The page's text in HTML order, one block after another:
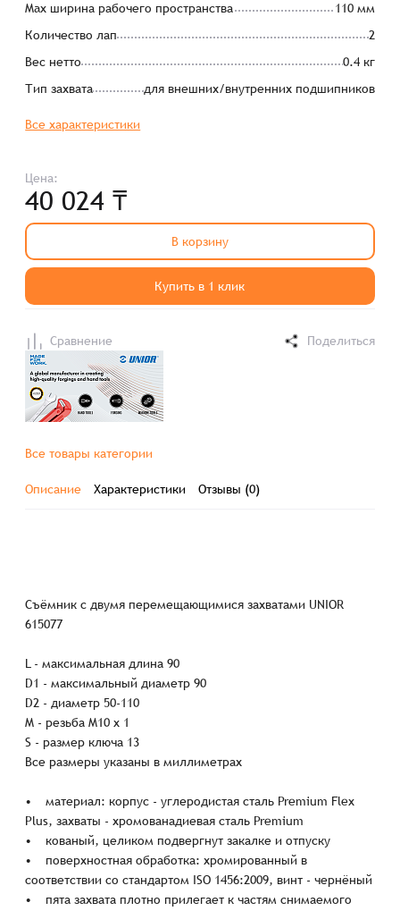
Max ширина рабочего пространства
110 мм
Количество лап
2
Вес нетто
0.4 кг
Тип захвата
для внешних/внутренних подшипников
Все характеристики
Цена:
40 024 ₸
В корзину
Купить в 1 клик
Сравнение Поделиться
Все товары категории
Описание Характеристики Отзывы (0)
Съёмник с двумя перемещающимися захватами UNIOR
615077
L - максимальная длина 90
D1 - максимальный диаметр 90
D2 - диаметр 50-110
M - резьба M10 x 1
S - размер ключа 13
Все размеры указаны в миллиметрах
• материал: корпус - углеродистая сталь Premium Flex
Plus, захваты - хромованадиевая сталь Premium
• кованый, целиком подвергнут закалке и отпуску
• поверхностная обработка: хромированный в
соответствии со стандартом ISO 1456:2009, винт - чернёный
• пята захвата плотно прилегает к частям снимаемого